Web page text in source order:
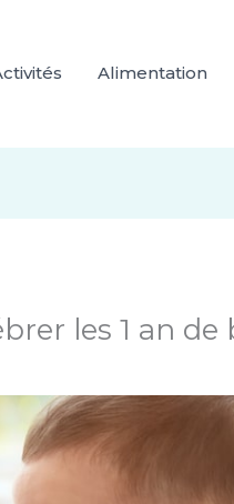
Alimentation
les 1 an de